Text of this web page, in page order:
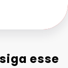
esse